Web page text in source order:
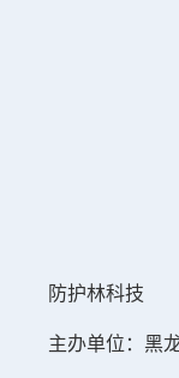
防护林科技
主办单位：黑